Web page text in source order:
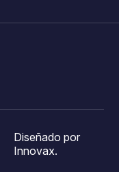
Diseñado por
Innovax.